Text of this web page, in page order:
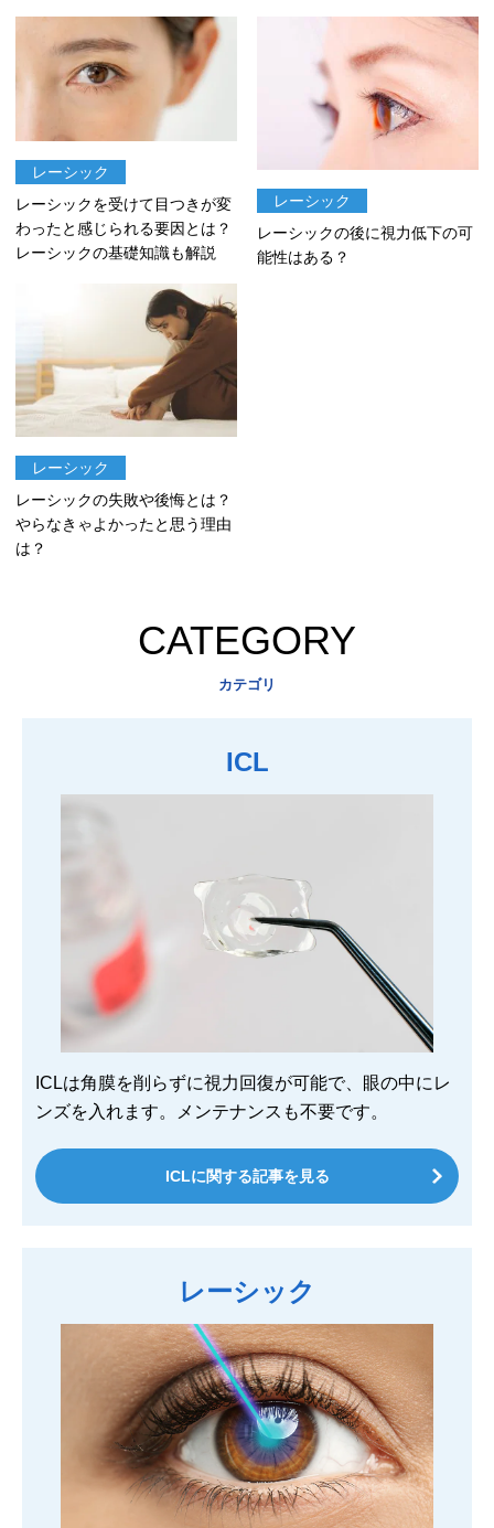
レーシック
レーシックを受けて目つきが変
わったと感じられる要因とは？
レーシックの基礎知識も解説
レーシック
レーシックの後に視力低下の可
能性はある？
レーシック
レーシックの失敗や後悔とは？
やらなきゃよかったと思う理由
は？
CATEGORY
カテゴリ
ICL
ICLは角膜を削らずに視力回復が可能で、眼の中にレ
ンズを入れます。メンテナンスも不要です。
ICLに関する記事を見る
レーシック